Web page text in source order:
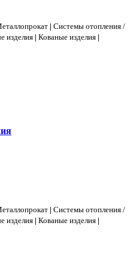
| Системы отопления /
изделия | Кованые изделия |
| Системы отопления /
изделия | Кованые изделия |